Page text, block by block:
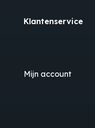
Klantenservice
Mijn account